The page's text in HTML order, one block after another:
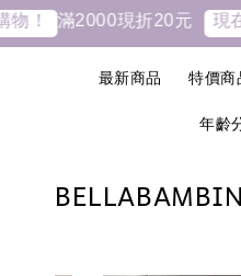
！ 滿2000現折20元 現
最新商品 特價商
年齡